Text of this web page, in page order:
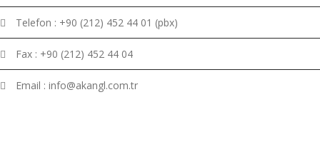
Telefon : +90 (212) 452 44 01 (pbx)
Fax : +90 (212) 452 44 04
Email : info@akangl.com.tr